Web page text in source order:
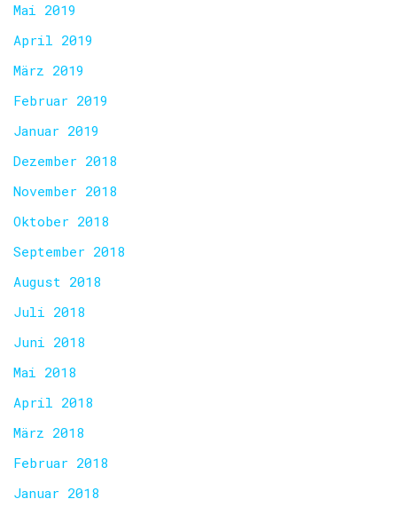
Mai 2019
April 2019
März 2019
Februar 2019
Januar 2019
Dezember 2018
November 2018
Oktober 2018
September 2018
August 2018
Juli 2018
Juni 2018
Mai 2018
April 2018
März 2018
Februar 2018
Januar 2018